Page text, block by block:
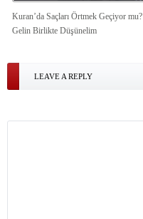
Kuran’da Saçları Örtmek Geçiyor mu?
Gelin Birlikte Düşünelim
LEAVE A REPLY